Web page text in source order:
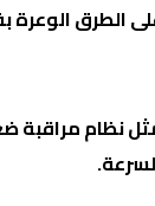
الوعرة بفضل
مراقبة
.